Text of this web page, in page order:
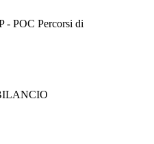
POC Percorsi di